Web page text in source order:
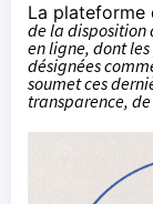
La plateforme
de la disposition
en ligne, dont
désignées
soumet ces
transparence,